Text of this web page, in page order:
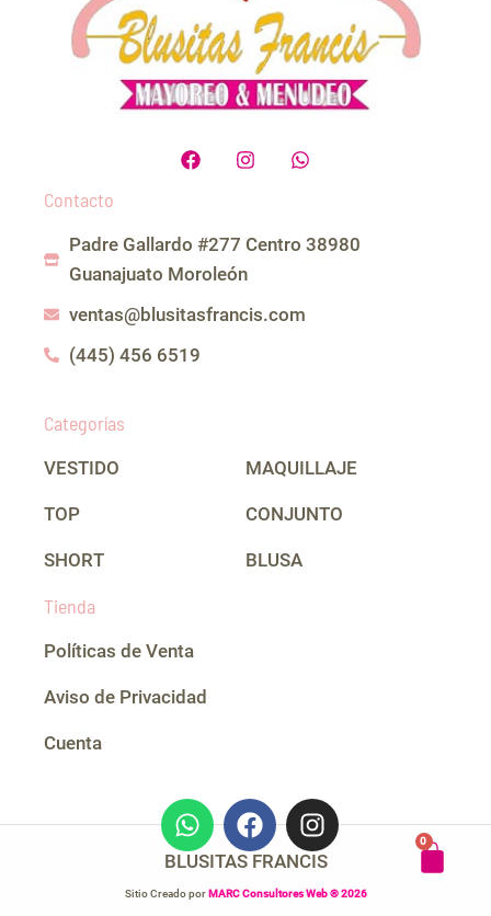
0
W
h
a
t
F
a
c
e
I
n
s
t
F
a
o
o
k
I
n
g
r
a
m
W
h
a
Contacto
Padre Gallardo #277 Centro 38980
Guanajuato Moroleón
ventas@blusitasfrancis.com
(445) 456 6519
Categorías
VESTIDO
TOP
SHORT
MAQUILLAJE
CONJUNTO
BLUSA
Tienda
Políticas de Venta
Aviso de Privacidad
Cuenta
BLUSITAS FRANCIS
Sitio Creado porMARC Consultores Web ® 2026